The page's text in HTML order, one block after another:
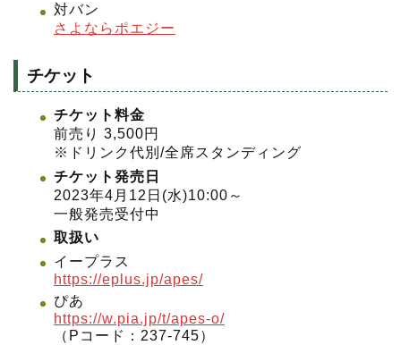
対バン
さよならポエジー
チケット
チケット料金
前売り 3,500円
※ドリンク代別/全席スタンディング
チケット発売日
2023年4月12日(水)10:00～
一般発売受付中
取扱い
イープラス
https://eplus.jp/apes/
ぴあ
https://w.pia.jp/t/apes-o/
（Pコード：237-745）